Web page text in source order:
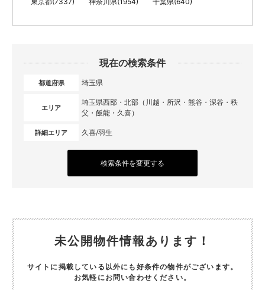
現在の検索条件
都道府県 埼玉県
エリア
埼玉県西部・北部（川越・所沢・熊谷・深谷・秩
父・飯能・久喜）
詳細エリア 久喜/羽生
検索条件を変更する
未公開物件情報あります！
サイトに掲載している以外にも好条件の物件がございます。
お気軽にお問い合わせください。